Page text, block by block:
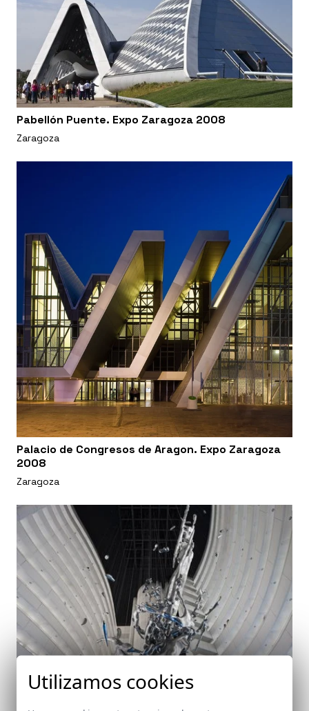
Pabellón Puente. Expo Zaragoza 2008
Zaragoza
Palacio de Congresos de Aragon. Expo Zaragoza
2008
Zaragoza
Utilizamos cookies